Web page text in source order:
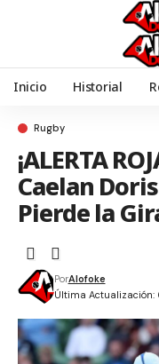
Inicio Historial
Rugby
¡ALERTA
Caelan
Pierde la
Última Actualización:
PorAlofoke